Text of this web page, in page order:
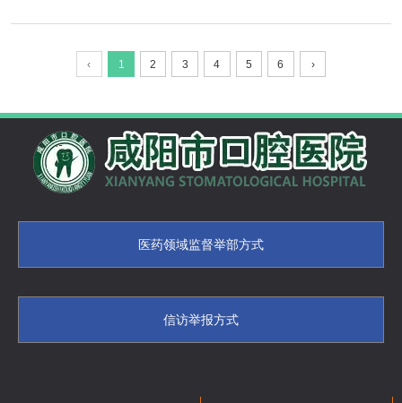
‹ 1 2 3 4 5 6 ›
医药领域监督举部方式
信访举报方式